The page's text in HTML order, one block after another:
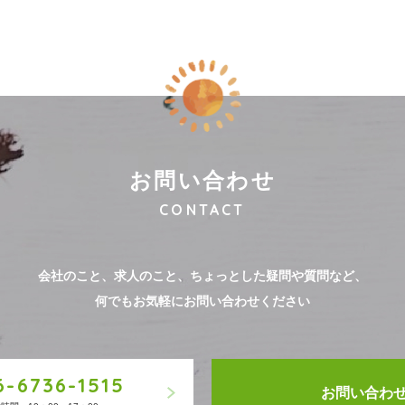
お問い合わせ
CONTACT
会社のこと、求人のこと、 ちょっとした疑問や質問など、
何でもお気軽にお問い合わせください
6736-1515 お問い合わ